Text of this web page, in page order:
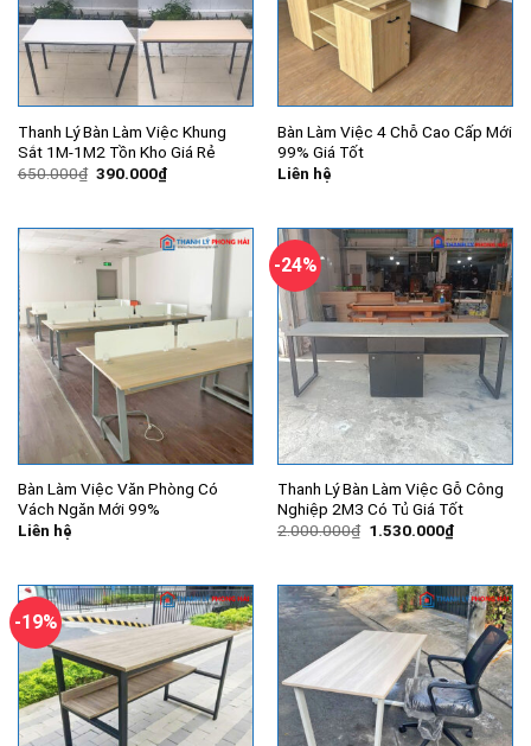
Thanh Lý Bàn Làm Việc Khung
Sắt 1M-1M2 Tồn Kho Giá Rẻ
650.000₫ Giá
390.000₫Giá
hiện
390.000₫.
Bàn Làm Việc 4 Chỗ Cao Cấp Mới
99% Giá Tốt
Liên hệ
Bàn Làm Việc Văn Phòng Có
Vách Ngăn Mới 99%
Liên hệ
-24%
Thanh Lý Bàn Làm Việc Gỗ Công
Nghiệp 2M3 Có Tủ Giá Tốt
2.000.000₫ Giá
1.530.000₫Giá
hiện
-19%